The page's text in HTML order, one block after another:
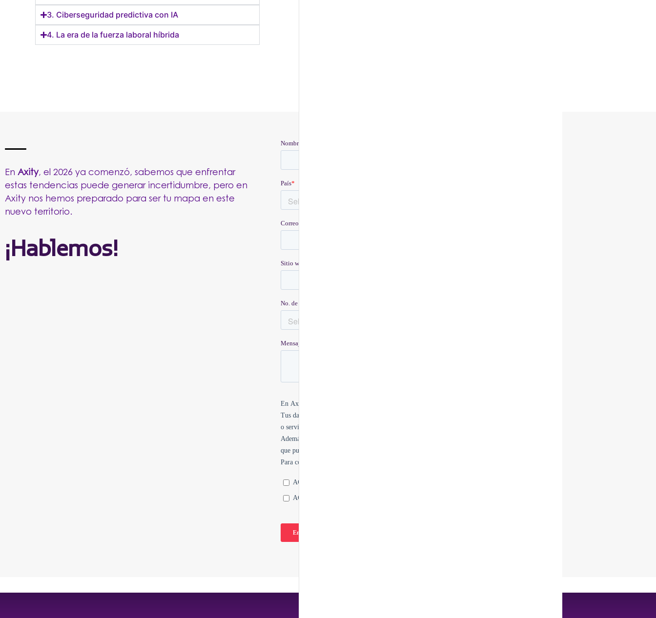
3. Ciberseguridad predictiva con IA
4. La era de la fuerza laboral híbrida
En Axity, el 2026 ya comenzó, sabemos que enfrentar
estas tendencias puede generar incertidumbre, pero en
Axity nos hemos preparado para ser tu mapa en este
nuevo territorio.
¡Hablemos!